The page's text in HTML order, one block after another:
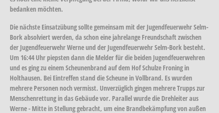
bedanken möchten.
Die nächste Einsatzübung sollte gemeinsam mit der Jugendfeuerwehr Selm-
Bork absolviert werden, da schon eine jahrelange Freundschaft zwischen
der Jugendfeuerwehr Werne und der Jugendfeuerwehr Selm-Bork besteht.
Um 16:44 Uhr piepsten dann die Melder für die beiden Jugendfeuerwehren
und es ging zu einem Scheunenbrand auf dem Hof Schulze Froning in
Holthausen. Bei Eintreffen stand die Scheune in Vollbrand. Es wurden
mehrere Personen noch vermisst. Unverzüglich gingen mehrere Trupps zur
Menschenrettung in das Gebäude vor. Parallel wurde die Drehleiter aus
Werne - Mitte in Stellung gebracht, um eine Brandbekämpfung von außen